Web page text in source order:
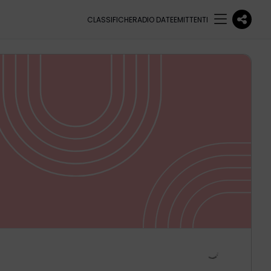
CLASSIFICHERADIO DATEEMITTENTI